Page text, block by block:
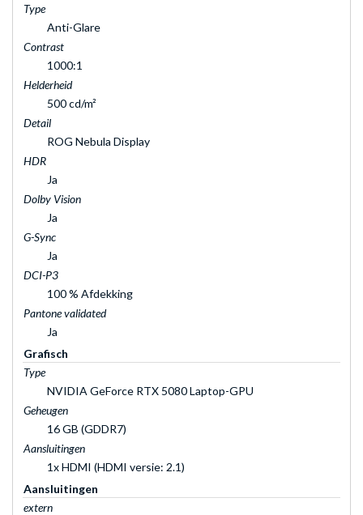
Type
Anti-Glare
Contrast
1000:1
Helderheid
500 cd/m²
Detail
ROG Nebula Display
HDR
Ja
Dolby Vision
Ja
G-Sync
Ja
DCI-P3
100 % Afdekking
Pantone validated
Ja
Grafisch
Type
NVIDIA GeForce RTX 5080 Laptop-GPU
Geheugen
16 GB (GDDR7)
Aansluitingen
1x HDMI (HDMI versie: 2.1)
Aansluitingen
extern